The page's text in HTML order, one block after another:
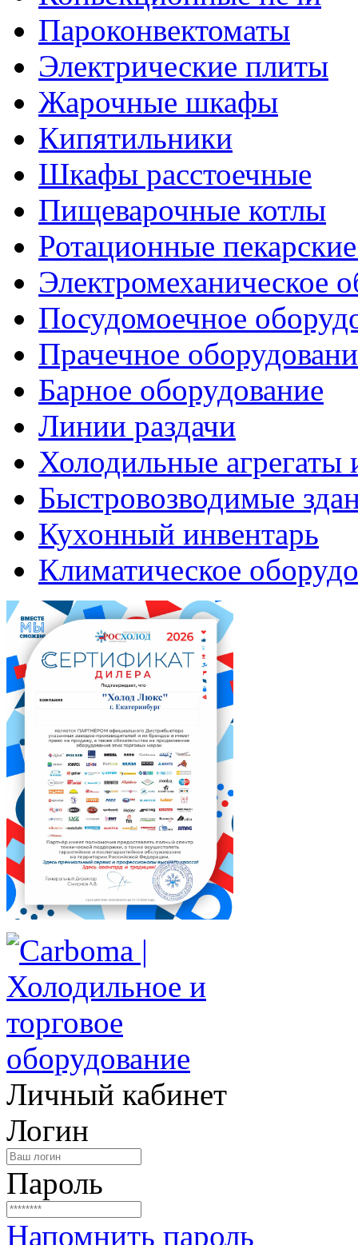
Пароконвектоматы
Электрические плиты
Жарочные шкафы
Кипятильники
Шкафы расстоечные
Пищеварочные котлы
Ротационные
Электромеханическое
Посудомоечное
Прачечное
Барное оборудование
Линии раздачи
Холодильные агрегаты
Быстровозводимые
Кухонный инвентарь
Климатическое
Личный кабинет
Логин
Пароль
Напомнить пароль